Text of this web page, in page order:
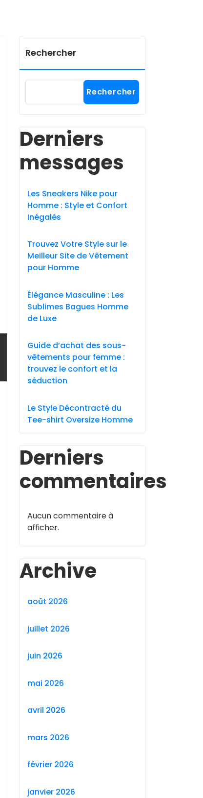
Rechercher
Rechercher
Derniers
messages
Les Sneakers Nike pour
Homme : Style et Confort
Inégalés
Trouvez Votre Style sur le
Meilleur Site de Vêtement
pour Homme
Élégance Masculine : Les
Sublimes Bagues Homme
de Luxe
Guide d’achat des sous-
vêtements pour femme :
trouvez le confort et la
séduction
Le Style Décontracté du
Tee-shirt Oversize Homme
Derniers
commentaires
Aucun commentaire à
afficher.
Archive
août 2026
juillet 2026
juin 2026
mai 2026
avril 2026
mars 2026
février 2026
janvier 2026